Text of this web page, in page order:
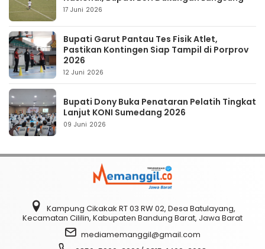
17 Juni 2026
Bupati Garut Pantau Tes Fisik Atlet,
Pastikan Kontingen Siap Tampil di Porprov
2026
12 Juni 2026
Bupati Dony Buka Penataran Pelatih Tingkat
Lanjut KONI Sumedang 2026
09 Juni 2026
Kampung Cikakak RT 03 RW 02, Desa Batulayang,
Kecamatan Cililin, Kabupaten Bandung Barat, Jawa Barat
mediamemanggil@gmail.com